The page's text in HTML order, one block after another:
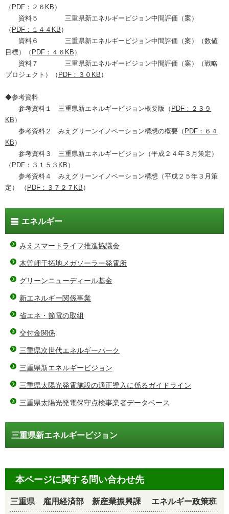
（ PDF：２６KB ）
資料５ 三重県新エネルギービジョン中間評価（案）
（ PDF：１４４KB ）
資料６ 三重県新エネルギービジョン中間評価（案）（数値
目標）（ PDF：４６KB ）
資料７ 三重県新エネルギービジョン中間評価（案）（戦略
プロジェクト）（ PDF：３０KB ）
◆参考資料
参考資料１ 三重県新エネルギービジョン概要版（ PDF：２３９
KB ）
参考資料２ みえグリーンイノベーション構想の概要（ PDF：６４
KB ）
参考資料３ 三重県新エネルギービジョン（平成２４年３月策定）
（ PDF：３１５３KB ）
参考資料４ みえグリーンイノベーション構想（平成２５年３月策
定） （ PDF：３７２７KB ）
エネルギー
みえスマートライフ推進協議会
木曽岬干拓地メガソーラー発電所
グリーンニューディール基金
新エネルギー関係事業
省エネ・節電の取組
交付金関係
三重県次世代エネルギーパーク
三重県新エネルギービジョン
三重県太陽光発電施設の適正導入に係るガイドライン
三重県太陽光発電保守点検事業者データベース
三重県新エネルギービジョン
本ページに関する問い合わせ先
三重県 雇用経済部 新産業振興課 エネルギー政策班